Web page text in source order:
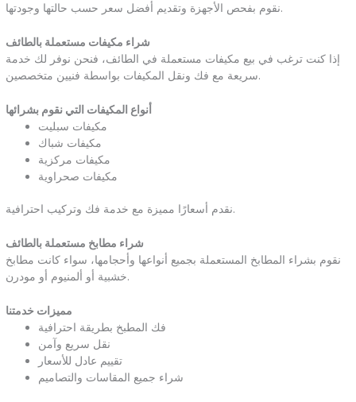
نقوم بفحص الأجهزة وتقديم أفضل سعر حسب حالتها وجودتها.
شراء مكيفات مستعملة بالطائف
إذا كنت ترغب في بيع مكيفات مستعملة في الطائف، فنحن نوفر لك خدمة
سريعة مع فك ونقل المكيفات بواسطة فنيين متخصصين.
أنواع المكيفات التي نقوم بشرائها
مكيفات سبليت
مكيفات شباك
مكيفات مركزية
مكيفات صحراوية
نقدم أسعارًا مميزة مع خدمة فك وتركيب احترافية.
شراء مطابخ مستعملة بالطائف
نقوم بشراء المطابخ المستعملة بجميع أنواعها وأحجامها، سواء كانت مطابخ
خشبية أو ألمنيوم أو مودرن.
مميزات خدمتنا
فك المطبخ بطريقة احترافية
نقل سريع وآمن
تقييم عادل للأسعار
شراء جميع المقاسات والتصاميم